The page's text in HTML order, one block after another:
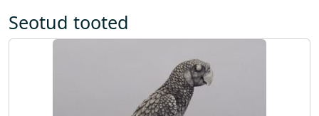
p
u
Seotud tooted